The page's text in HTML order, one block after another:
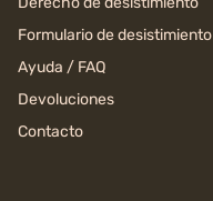
Formulario de desistimiento
Ayuda / FAQ
Devoluciones
Contacto